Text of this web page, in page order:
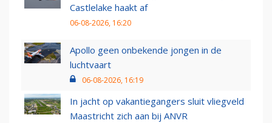
Castlelake haakt af
06-08-2026, 16:20
Apollo geen onbekende jongen in de
luchtvaart
06-08-2026, 16:19
In jacht op vakantiegangers sluit vliegveld
Maastricht zich aan bij ANVR